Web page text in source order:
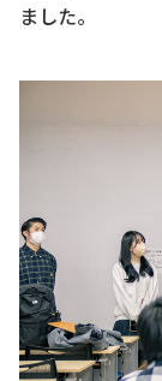
ました。